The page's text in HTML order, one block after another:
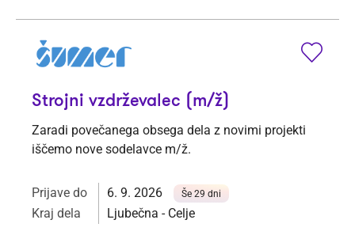
Strojni vzdrževalec (m/ž)
Zaradi povečanega obsega dela z novimi projekti
iščemo nove sodelavce m/ž.
Prijave do 6. 9. 2026 Še 29 dni
Kraj dela Ljubečna - Celje